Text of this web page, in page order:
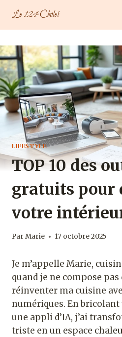
contenu
Le 124 Cholet
LIFESTYLE
TOP 10 des
gratuits pour
votre
Par Marie 17 octobre 2025
Je m’appelle Marie,
quand je ne compose pas
réinventer ma cuisine
numériques. En bricolant
une appli d’IA, j’ai
triste en un espace